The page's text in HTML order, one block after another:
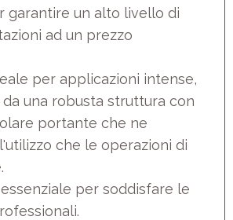
garantire un alto livello di
ad un prezzo
per applicazioni intense,
una robusta struttura con
portante che ne
che le operazioni di
per soddisfare le